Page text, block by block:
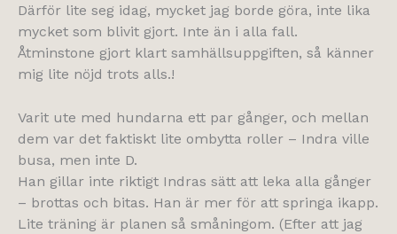
Därför lite seg idag, mycket jag borde göra, inte lika
mycket som blivit gjort. Inte än i alla fall.
Åtminstone gjort klart samhällsuppgiften, så känner
mig lite nöjd trots alls.!
Varit ute med hundarna ett par gånger, och mellan
dem var det faktiskt lite ombytta roller – Indra ville
busa, men inte D.
Han gillar inte riktigt Indras sätt att leka alla gånger
– brottas och bitas. Han är mer för att springa ikapp.
Lite träning är planen så småningom. (Efter att jag